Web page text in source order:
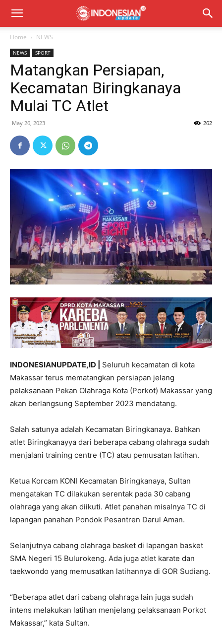
Home NEWS
NEWS SPORT
Matangkan Persiapan,
Kecamatan Biringkanaya
Mulai TC Atlet
May 26, 2023 262
INDONESIANUPDATE,ID | Seluruh kecamatan di kota
Makassar terus mematangkan persiapan jelang
pelaksanaan Pekan Olahraga Kota (Porkot) Makassar yang
akan berlangsung September 2023 mendatang.
Salah satunya adalah Kecamatan Biringkanaya. Bahkan
atlet Biringkanayya dari beberapa cabang olahraga sudah
menjalani training centre (TC) atau pemusatan latihan.
Ketua Korcam KONI Kecamatan Biringkanaya, Sultan
mengatakan TC dilakukan serentak pada 30 cabang
olahraga yang akan diikuti. Atlet panahan misalnya TC di
lapangan panahan Pondok Pesantren Darul Aman.
Selanjutnya cabang olahraga basket di lapangan basket
SMA Negeri 15 Bulurokeng. Ada juga atlet karate dan
taekwondo yang memusatkan latihannya di GOR Sudiang.
“Beberapa atlet dari cabang olahraga lain juga sudah
intens melakukan latihan menjelang pelaksanaan Porkot
Makassar,” kata Sultan.